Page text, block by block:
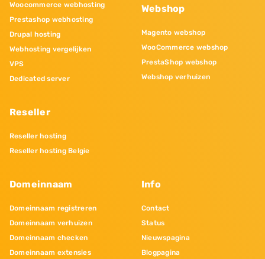
Woocommerce webhosting
Prestashop webhosting
Drupal hosting
Webhosting vergelijken
VPS
Dedicated server
Reseller
Reseller hosting
Reseller hosting Belgie
Webshop
Magento webshop
WooCommerce webshop
PrestaShop webshop
Webshop verhuizen
Domeinnaam
Domeinnaam registreren
Domeinnaam verhuizen
Domeinnaam checken
Domeinnaam extensies
Info
Contact
Status
Nieuwspagina
Blogpagina